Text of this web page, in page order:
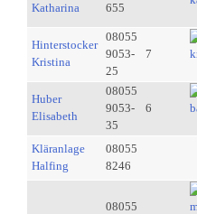
Katharina
655
Hinterstocker
Kristina
08055
9053-
25
7
Huber
Elisabeth
08055
9053-
35
6
Kläranlage
Halfing
08055
8246
08055